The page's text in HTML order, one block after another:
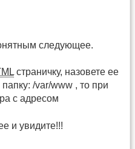
следующее.
страничку, назовете ее
/var/www , то при
с адресом
и увидите!!!